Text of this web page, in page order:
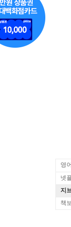
영
넷
지
책